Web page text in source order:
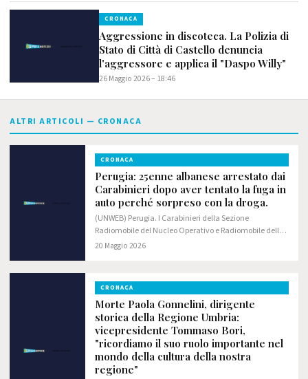
CRONACA
Aggressione in discoteca. La Polizia di
Stato di Città di Castello denuncia
l'aggressore e applica il "Daspo Willy"
26 Maggio 2026 – 18:46
ALTRI ARTICOLI — CRONACA
CRONACA
Perugia: 25enne albanese arrestato dai
Carabinieri dopo aver tentato la fuga in
auto perché sorpreso con la droga.
(UNWEB) Perugia. I Carabinieri della Sezione
Radiomobile del Nucleo Operativo e Radiomobile della
Compagnia di Perugia hanno arrestato, in flagranza di
20 Maggio 2026
CRONACA
Morte Paola Gonnelini, dirigente
storica della Regione Umbria:
vicepresidente Tommaso Bori,
"ricordiamo il suo ruolo importante nel
mondo della cultura della nostra
regione"